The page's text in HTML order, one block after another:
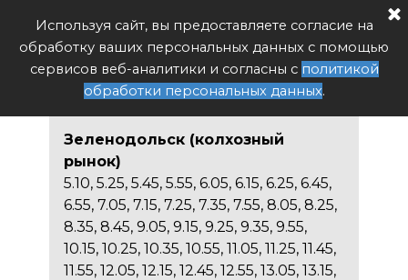
Используя сайт, вы предоставляете согласие на
обработку ваших персональных данных с помощью
сервисов веб-аналитики и согласны с политикой
обработки персональных данных.
Поиск
Расписание автобуса 403
Зеленодольск - Волжск
Зеленодольск (колхозный
рынок)
5.10, 5.25, 5.45, 5.55, 6.05, 6.15, 6.25, 6.45,
6.55, 7.05, 7.15, 7.25, 7.35, 7.55, 8.05, 8.25,
8.35, 8.45, 9.05, 9.15, 9.25, 9.35, 9.55,
10.15, 10.25, 10.35, 10.55, 11.05, 11.25, 11.45,
11.55, 12.05, 12.15, 12.45, 12.55, 13.05, 13.15,